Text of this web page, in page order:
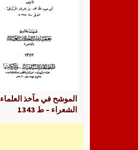
الموشح في مآخذ
الشعراء – ط 1343